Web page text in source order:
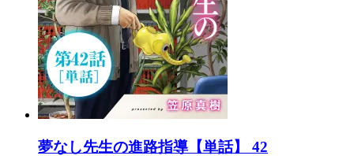
夢なし先生の進路指導【単話】 42